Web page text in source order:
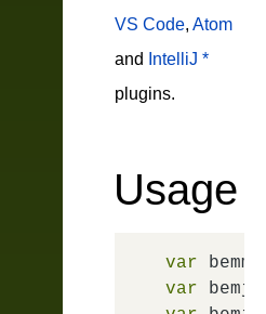
VS Code, Atom
and
IntelliJ *
plugins.
Usage
var
var